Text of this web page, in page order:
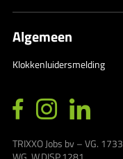
Algemeen
Klokkenluidersmelding
TRIXXO Jobs bv – VG.